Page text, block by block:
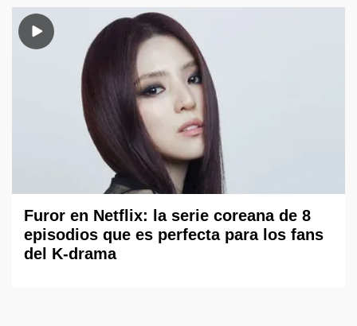
Furor en Netflix: la serie coreana de 8
episodios que es perfecta para los fans
del K-drama